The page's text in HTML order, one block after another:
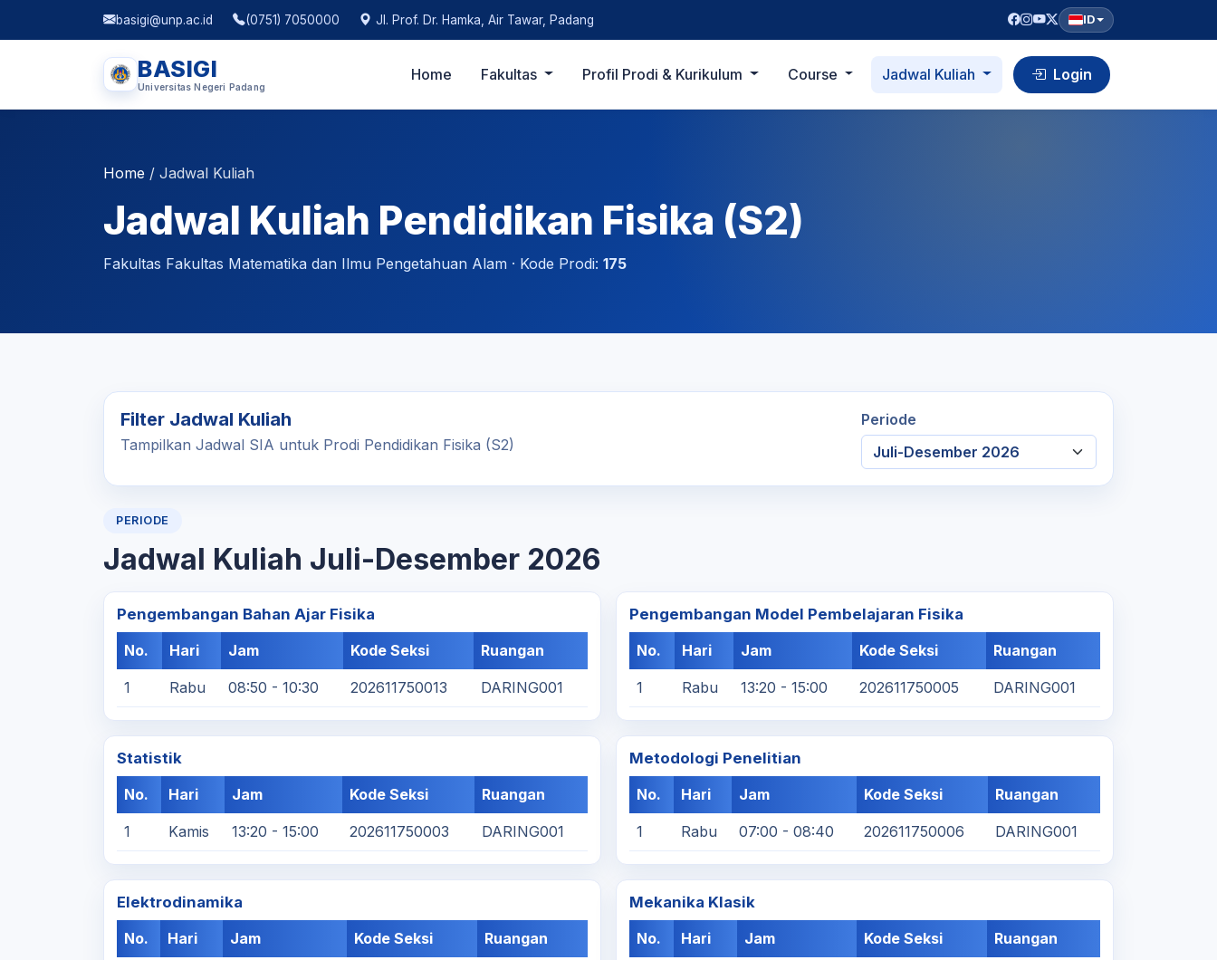
basigi@unp.ac.id (0751) 7050000 Jl. Prof. Dr. Hamka, Air Tawar, Padang ID
BASIGI
Universitas Negeri Padang
Home Fakultas Profil Prodi & Kurikulum Course Jadwal Kuliah Login
Home / Jadwal Kuliah
Jadwal Kuliah Pendidikan Fisika (S2)
Fakultas Fakultas Matematika dan Ilmu Pengetahuan Alam · Kode Prodi: 175
Filter Jadwal Kuliah
Tampilkan Jadwal SIA untuk Prodi Pendidikan Fisika (S2)
Periode
PERIODE
Jadwal Kuliah Juli-Desember 2026
Pengembangan Bahan Ajar Fisika
No.
Hari Jam Kode Seksi Ruangan
1 Rabu 08:50 - 10:30 202611750013 DARING001
Pengembangan Model Pembelajaran Fisika
No.
Hari Jam Kode Seksi Ruangan
1 Rabu 13:20 - 15:00 202611750005 DARING001
Statistik
No.
Hari Jam Kode Seksi Ruangan
1 Kamis 13:20 - 15:00 202611750003 DARING001
Metodologi Penelitian
No.
Hari Jam Kode Seksi Ruangan
1 Rabu 07:00 - 08:40 202611750006 DARING001
Elektrodinamika
No.
Hari Jam Kode Seksi Ruangan
Mekanika Klasik
No.
Hari Jam Kode Seksi Ruangan